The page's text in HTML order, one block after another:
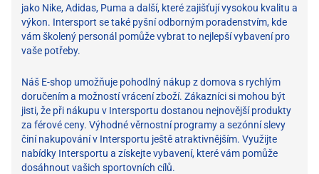
jako Nike, Adidas, Puma a další, které zajišťují vysokou kvalitu a
výkon. Intersport se také pyšní odborným poradenstvím, kde
vám školený personál pomůže vybrat to nejlepší vybavení pro
vaše potřeby.
Náš E-shop umožňuje pohodlný nákup z domova s ​​rychlým
doručením a možností vrácení zboží. Zákazníci si mohou být
jisti, že při nákupu v Intersportu dostanou nejnovější produkty
za férové ​​ceny. Výhodné věrnostní programy a sezónní slevy
činí nakupování v Intersportu ještě atraktivnějším. Využijte
nabídky Intersportu a získejte vybavení, které vám pomůže
dosáhnout vašich sportovních cílů.